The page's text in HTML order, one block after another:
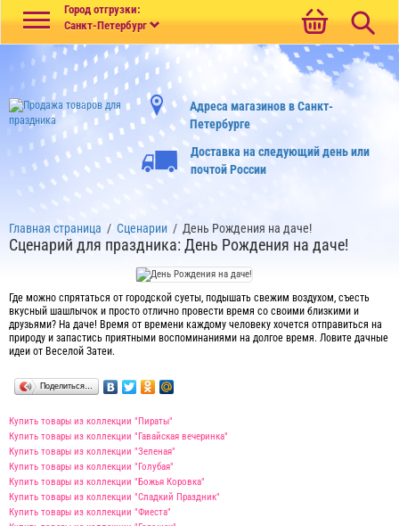
Город отгрузки:
Санкт-Петербург
Адреса магазинов в Санкт-
Петербурге
Доставка на следующий день или
почтой России
Главная страница / Сценарии / День Рождения на даче!
Сценарий для праздника: День Рождения на даче!
Где можно спрятаться от городской суеты, подышать свежим воздухом, съесть
вкусный шашлычок и просто отлично провести время со своими близкими и
друзьями? На даче! Время от времени каждому человеку хочется отправиться на
природу и запастись приятными воспоминаниями на долгое время. Ловите дачные
идеи от Веселой Затеи.
Поделиться…
Купить товары из коллекции "Пираты"
Купить товары из коллекции "Гавайская вечеринка"
Купить товары из коллекции "Зеленая"
Купить товары из коллекции "Голубая"
Купить товары из коллекции "Божья Коровка"
Купить товары из коллекции "Сладкий Праздник"
Купить товары из коллекции "Фиеста"